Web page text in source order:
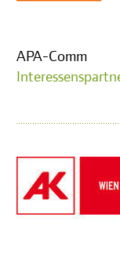
APA-Comm